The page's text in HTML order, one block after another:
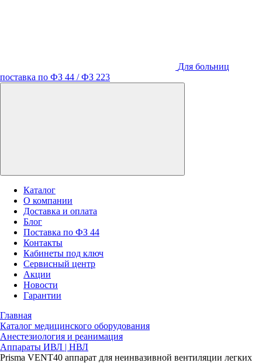
Для больниц
поставка по ФЗ 44 / ФЗ 223
Каталог
О компании
Доставка и оплата
Блог
Поставка по ФЗ 44
Контакты
Кабинеты под ключ
Сервисный центр
Акции
Новости
Гарантии
Главная
Каталог медицинского оборудования
Анестезиология и реанимация
Аппараты ИВЛ | НВЛ
Prisma VENT40 аппарат для неинвазивной вентиляции легких